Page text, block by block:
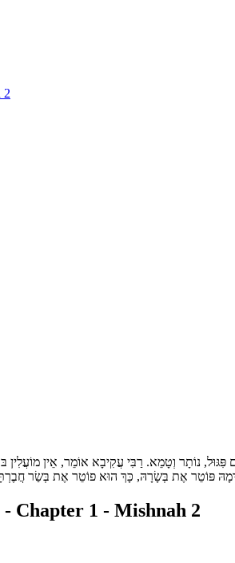
2
פִּגּוּל, נוֹתָר וְטָמֵא. רַבִּי עֲקִיבָא אוֹמֵר, אֵין
פּוֹטֵר אֶת בְּשָׂרָהּ, כָּךְ הוּא פוֹטֵר אֶת בְּשַׂר
Chapter 1 - Mishnah 2